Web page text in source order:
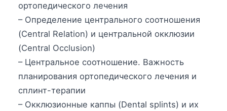
ортопедического лечения
– Определение центрального соотношения
(Central Relation) и центральной окклюзии
(Central Occlusion)
– Центральное соотношение. Важность
планирования ортопедического лечения и
сплинт-терапии
– Окклюзионные каппы (Dental splints) и их